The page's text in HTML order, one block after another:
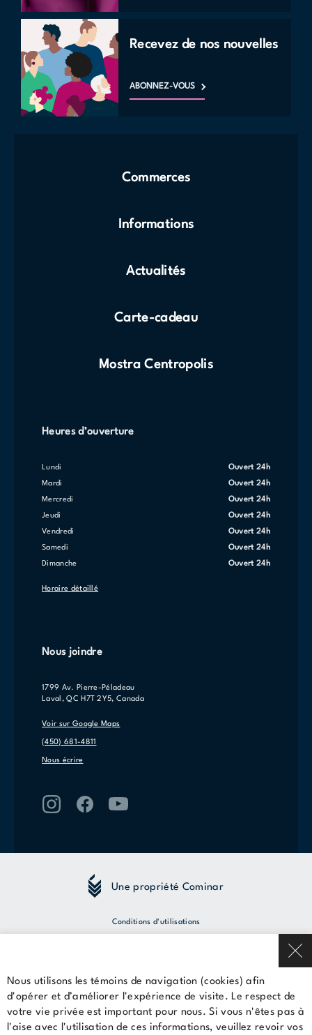
Nous utilisons les témoins de navigation (cookies) afin
d'opérer et d’améliorer l'expérience de visite. Le respect de
votre vie privée est important pour nous. Si vous n'êtes pas à
l'aise avec l'utilisation de ces informations, veuillez revoir vos
Recevez de nos nouvelles
ABONNEZ-VOUS
Commerces
Informations
Actualités
Carte-cadeau
Mostra Centropolis
Heures d’ouverture
lundi Ouvert 24h
mardi Ouvert 24h
mercredi Ouvert 24h
jeudi Ouvert 24h
vendredi Ouvert 24h
samedi Ouvert 24h
dimanche Ouvert 24h
Horaire détaillé
Nous joindre
1799 Av. Pierre-Péladeau
Laval, QC H7T 2Y5, Canada
Voir sur Google Maps
(450) 681-4811
Nous écrire
Une propriété Cominar
Conditions d'utilisations
© 2026 Cominar
Louer un espace